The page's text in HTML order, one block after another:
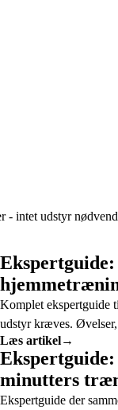
intet udstyr
Komplet ekspertguide
udstyr kræves.
Læs artikel→
minutters
Ekspertguide der